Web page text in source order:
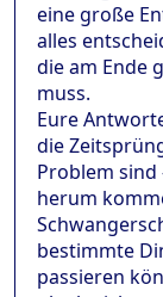
eine große
alles
die am Ende
muss.
Eure
die
Problem
herum
bestimmte
passieren